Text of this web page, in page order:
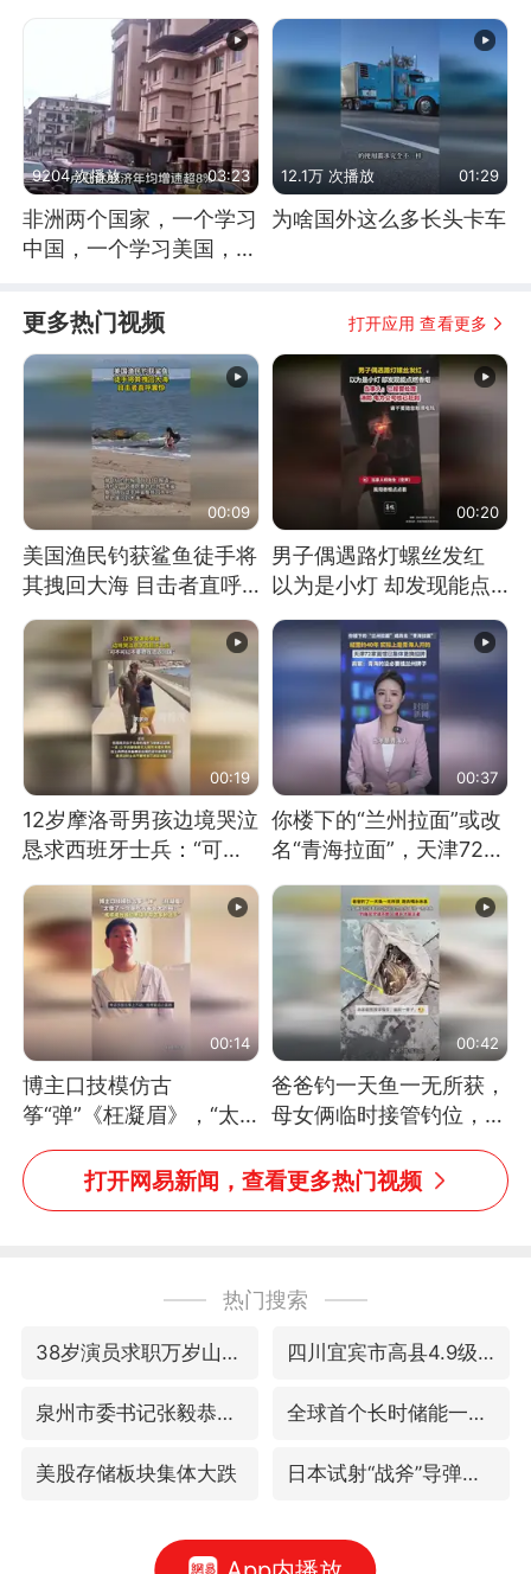
9204 次播放 03:23
非洲两个国家，一个学习
中国，一个学习美国，结
12.1万 次播放 01:29
为啥国外这么多长头卡车
更多热门视频 打开应用 查看更多
00:09
美国渔民钓获鲨鱼徒手将
其拽回大海 目击者直呼
震惊 （视频来源：参考
消息）
00:20
男子偶遇路灯螺丝发红
以为是小灯 却发现能点
燃香烟 当事人：已报警
处理
00:19
12岁摩洛哥男孩边境哭泣
恳求西班牙士兵：“可不
可以不要把我遣返回国”
00:37
你楼下的“兰州拉面”或改
名“青海拉面”，天津72家
面馆已集体更换招牌
00:14
博主口技模仿古
筝“弹”《枉凝眉》，“太
像了～你是吃古筝长大的
吗？”“或将成为首位考级
不带古筝的选手。”（来
00:42
爸爸钓一天鱼一无所获，
母女俩临时接管钓位，用
玩具鱼竿钓上大鱼
打开网易新闻，查看更多热门视频
热门搜索
38岁演员求职万岁山NPC成功 四川宜宾市高县4.9级地震致1人死亡
泉州市委书记张毅恭被查 全球首个长时储能一体化产业园量产
美股存储板块集体大跌 日本试射“战斧”导弹，国防部回应